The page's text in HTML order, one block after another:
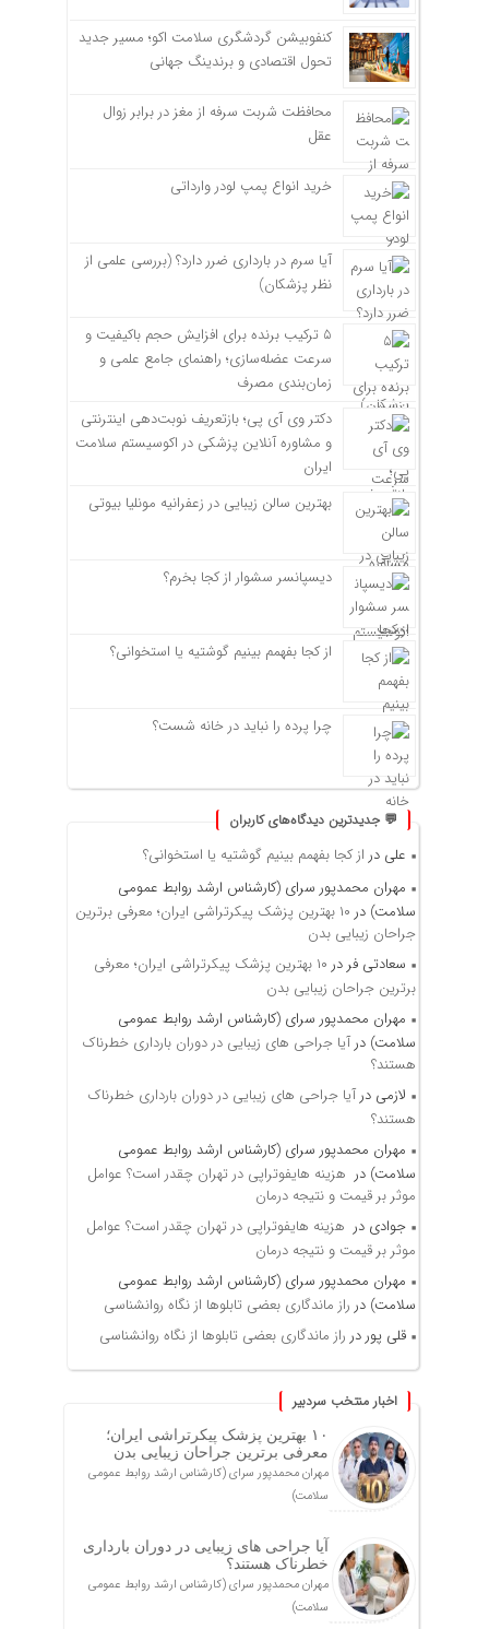
کنفوبیشن گردشگری سلامت اکو؛ مسیر جدید
تحول اقتصادی و برندینگ جهانی
محافظت شربت سرفه از مغز در برابر زوال
عقل
خرید انواع پمپ لودر وارداتی
آیا سرم در بارداری ضرر دارد؟ (بررسی علمی از
نظر پزشکان)
۵ ترکیب برنده برای افزایش حجم باکیفیت و
سرعت عضله‌سازی؛ راهنمای جامع علمی و
زمان‌بندی مصرف
دکتر وی آی پی؛ بازتعریف نوبت‌دهی اینترنتی
و مشاوره آنلاین پزشکی در اکوسیستم سلامت
ایران
بهترین سالن زیبایی در زعفرانیه مونلیا بیوتی
دیسپانسر سشوار از کجا بخرم؟
از کجا بفهمم بینیم گوشتیه یا استخوانی؟
چرا پرده را نباید در خانه شست؟
💬 جدیدترین دیدگاه‌های کاربران
علی در از کجا بفهمم بینیم گوشتیه یا استخوانی؟
مهران محمدپور سرای (کارشناس ارشد روابط عمومی
سلامت) در
۱۰ بهترین پزشک پیکرتراشی ایران؛ معرفی برترین
جراحان زیبایی بدن
سعادتی فر در
۱۰ بهترین پزشک پیکرتراشی ایران؛ معرفی
برترین جراحان زیبایی بدن
مهران محمدپور سرای (کارشناس ارشد روابط عمومی
سلامت) در آیا جراحی های زیبایی در دوران بارداری خطرناک
هستند؟
لازمی در آیا جراحی های زیبایی در دوران بارداری خطرناک
هستند؟
مهران محمدپور سرای (کارشناس ارشد روابط عمومی
سلامت) در هزینه هایفوتراپی در تهران چقدر است؟ عوامل
موثر بر قیمت و نتیجه درمان
جوادی در هزینه هایفوتراپی در تهران چقدر است؟ عوامل
موثر بر قیمت و نتیجه درمان
مهران محمدپور سرای (کارشناس ارشد روابط عمومی
سلامت) در راز ماندگاری بعضی تابلوها از نگاه روانشناسی
قلی پور در راز ماندگاری بعضی تابلوها از نگاه روانشناسی
اخبار منتخب سردبیر
۱۰ بهترین پزشک پیکرتراشی ایران؛
معرفی برترین جراحان زیبایی بدن
مهران محمدپور سرای (کارشناس ارشد روابط عمومی
سلامت)
آیا جراحی های زیبایی در دوران بارداری
خطرناک هستند؟
مهران محمدپور سرای (کارشناس ارشد روابط عمومی
سلامت)